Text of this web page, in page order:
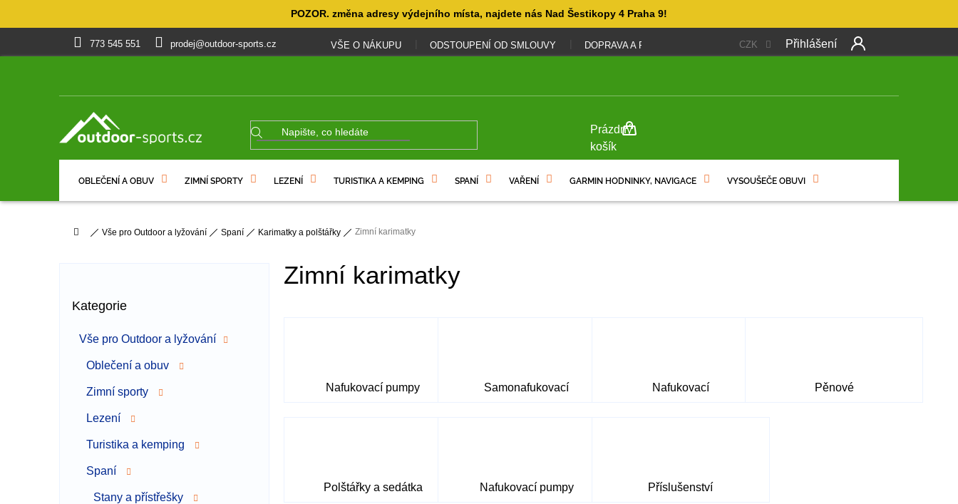
POZOR. změna adresy výdejního místa, najdete nás Nad Šestikopy 4 Praha 9!
773 545 551 prodej@outdoor-sports.cz VŠE O NÁKUPU ODSTOUPENÍ OD SMLOUVY DOPRAVA A PLATBA OBCHODNÍ PODMÍNKY PODMÍNKY OCHRANY
CZK Přihlášení
NÁKUPNÍ
KOŠÍK
Prázdný
košík
OBLEČENÍ A OBUV ZIMNÍ SPORTY LEZENÍ TURISTIKA A KEMPING SPANÍ VAŘENÍ GARMIN HODNINKY, NAVIGACE VYSOUŠEČE OBUVI
DomůVše pro Outdoor a lyžování Spaní Karimatky a polštářky Zimní karimatky
Přeskočit
kategorie
Kategorie
Vše pro Outdoor a lyžování
Oblečení a obuv
Zimní sporty
Lezení
Turistika a kemping
Spaní
Stany a přístřešky
Zimní karimatky
Nafukovací pumpy Samonafukovací Nafukovací Pěnové
Polštářky a sedátka Nafukovací pumpy Příslušenství